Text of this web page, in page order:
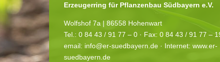
Erzeugerring für Pflanzenbau Südbayern e.V.
Wolfshof 7a | 86558 Hohenwart
Tel.: 0 84 43 / 91 77 – 0 · Fax: 0 84 43 / 91 77 –
email: info@er-suedbayern.de · Internet: www.er-
suedbayern.de